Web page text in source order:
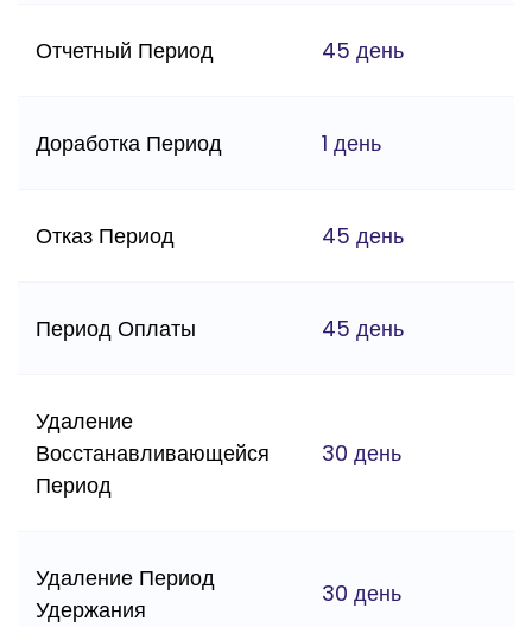
Отчетный Период 45 день
Доработка Период 1 день
Отказ Период 45 день
Период Оплаты 45 день
Удаление
Восстанавливающейся
Период
30 день
Удаление Период
Удержания
30 день